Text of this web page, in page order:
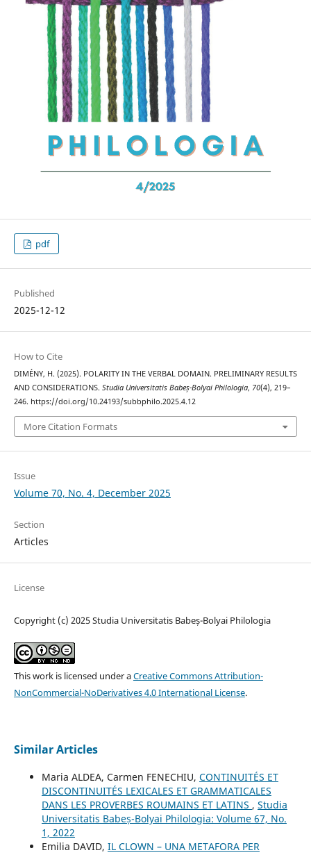
pdf
Published
2025-12-12
How to Cite
DIMÉNY, H. (2025). POLARITY IN THE VERBAL DOMAIN. PRELIMINARY RESULTS
AND CONSIDERATIONS. Studia Universitatis Babeș-Bolyai Philologia, 70(4), 219–
246. https://doi.org/10.24193/subbphilo.2025.4.12
More Citation Formats
Issue
Volume 70, No. 4, December 2025
Section
Articles
License
Copyright (c) 2025 Studia Universitatis Babeș-Bolyai Philologia
This work is licensed under aCreative Commons Attribution-
NonCommercial-NoDerivatives 4.0 International License.
Similar Articles
Maria ALDEA, Carmen FENECHIU, CONTINUITÉS ET
DISCONTINUITÉS LEXICALES ET GRAMMATICALES
DANS LES PROVERBES ROUMAINS ET LATINS , Studia
Universitatis Babeș-Bolyai Philologia: Volume 67, No.
1, 2022
Emilia DAVID, IL CLOWN – UNA METAFORA PER